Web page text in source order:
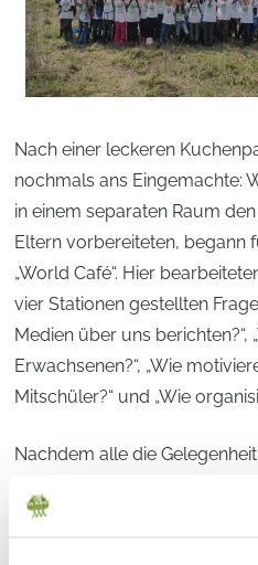
Nach einer leckeren
nochmals ans Eingemachte:
in einem separaten Raum
Eltern vorbereiteten, begann
„World Café“. Hier
vier Stationen gestellten
Medien über uns berichten?“,
Erwachsenen?“, „Wie
Mitschüler?“ und „Wie
Nachdem alle die
ging es an die Arbeit in